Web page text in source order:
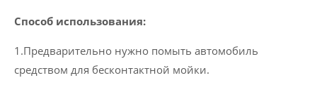
Способ использования:
1.Предварительно нужно помыть автомобиль
средством для бесконтактной мойки.